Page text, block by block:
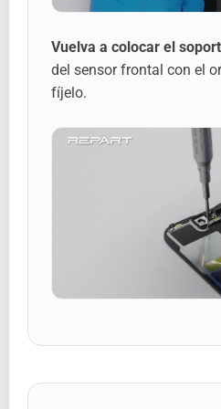
Vuelva a colocar el
del sensor frontal con el
fíjelo.